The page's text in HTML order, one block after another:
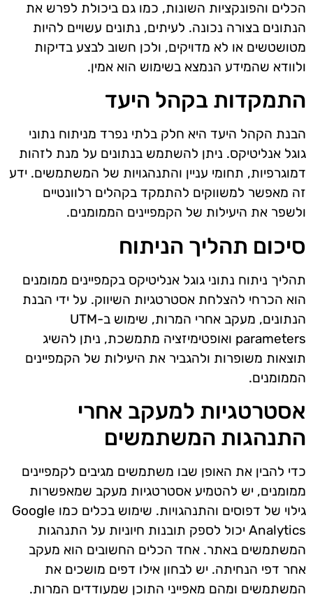
הכלים והפונקציות השונות, כמו גם ביכולת לפרש את
הנתונים בצורה נכונה. לעיתים, נתונים עשויים להיות
מטושטשים או לא מדויקים, ולכן חשוב לבצע בדיקות
ולוודא שהמידע הנמצא בשימוש הוא אמין.
התמקדות בקהל היעד
הבנת הקהל היעד היא חלק בלתי נפרד מניתוח נתוני
גוגל אנליטיקס. ניתן להשתמש בנתונים על מנת לזהות
דמוגרפיות, תחומי עניין והתנהגויות של המשתמשים. ידע
זה מאפשר למשווקים להתמקד בקהלים רלוונטיים
ולשפר את היעילות של הקמפיינים הממומנים.
סיכום תהליך הניתוח
תהליך ניתוח נתוני גוגל אנליטיקס בקמפיינים ממומנים
הוא הכרחי להצלחת אסטרטגיות השיווק. על ידי הבנת
הנתונים, מעקב אחרי המרות, שימוש ב-UTM
parameters ואופטימיזציה מתמשכת, ניתן להשיג
תוצאות משופרות ולהגביר את היעילות של הקמפיינים
הממומנים.
אסטרטגיות למעקב אחרי
התנהגות המשתמשים
כדי להבין את האופן שבו משתמשים מגיבים לקמפיינים
ממומנים, יש להטמיע אסטרטגיות מעקב שמאפשרות
גילוי של דפוסים והתנהגויות. שימוש בכלים כמו Google
Analytics יכול לספק תובנות חיוניות על התנהגות
המשתמשים באתר. אחד הכלים החשובים הוא מעקב
אחר דפי הנחיתה. יש לבחון אילו דפים מושכים את
המשתמשים ומהם מאפייני התוכן שמעודדים המרות.